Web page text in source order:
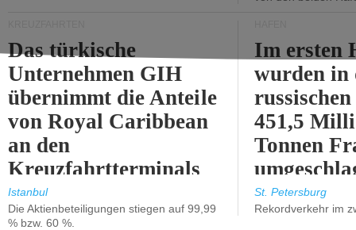
Das türkische
Unternehmen GIH
übernimmt die Anteile
von Royal Caribbean
an den
Kreuzfahrtterminals
in Kusadasi und
Lissabon.
Istanbul
Die Aktienbeteiligungen stiegen auf 99,99
% bzw. 60 %.
Im ersten
wurden in
451,5
Tonnen
%).
St. Petersburg
Rekordverkehr im